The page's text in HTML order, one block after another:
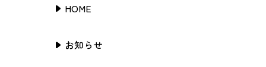
HOME
お知らせ